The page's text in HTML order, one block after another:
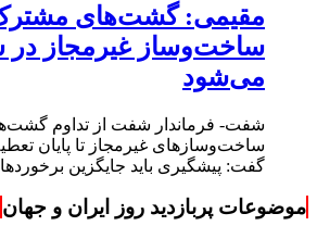
مقیمی: گشت‌های مشترک
ساخت‌وساز غیرمجاز
می‌شود
شفت- فرماندار شفت از تداوم
ساخت‌وسازهای غیرمجاز تا پایان
گفت: پیشگیری باید جایگزین
موضوعات پربازدید روز ایران و جهان